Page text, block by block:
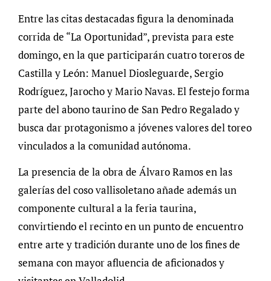
Entre las citas destacadas figura la denominada
corrida de “La Oportunidad”, prevista para este
domingo, en la que participarán cuatro toreros de
Castilla y León: Manuel Diosleguarde, Sergio
Rodríguez, Jarocho y Mario Navas. El festejo forma
parte del abono taurino de San Pedro Regalado y
busca dar protagonismo a jóvenes valores del toreo
vinculados a la comunidad autónoma.
La presencia de la obra de Álvaro Ramos en las
galerías del coso vallisoletano añade además un
componente cultural a la feria taurina,
convirtiendo el recinto en un punto de encuentro
entre arte y tradición durante uno de los fines de
semana con mayor afluencia de aficionados y